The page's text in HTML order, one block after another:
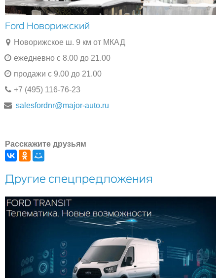
Ford Новорижский
Новорижское ш. 9 км от МКАД
ежедневно с 8.00 до 21.00
продажи с 9.00 до 21.00
+7 (495) 116-76-23
salesfordnr@major-auto.ru
Расскажите друзьям
Другие спецпредложения